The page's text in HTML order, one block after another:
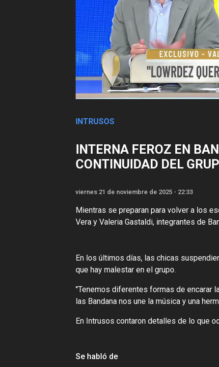
INTRUSOS
INTERNA FEROZ EN
CONTINUIDAD DEL
viernes 21 de noviembre de 2025 - 22:33
Mientras se preparan para volver a los
Vera y Valeria Gastaldi, integrantes de
En los últimos días, las chicas
que hay malestar en el grupo.
"Tenemos diferentes formas de encarar
las Bandana nos une la música y una
En Intrusos contaron detalles de lo que
Se habló de